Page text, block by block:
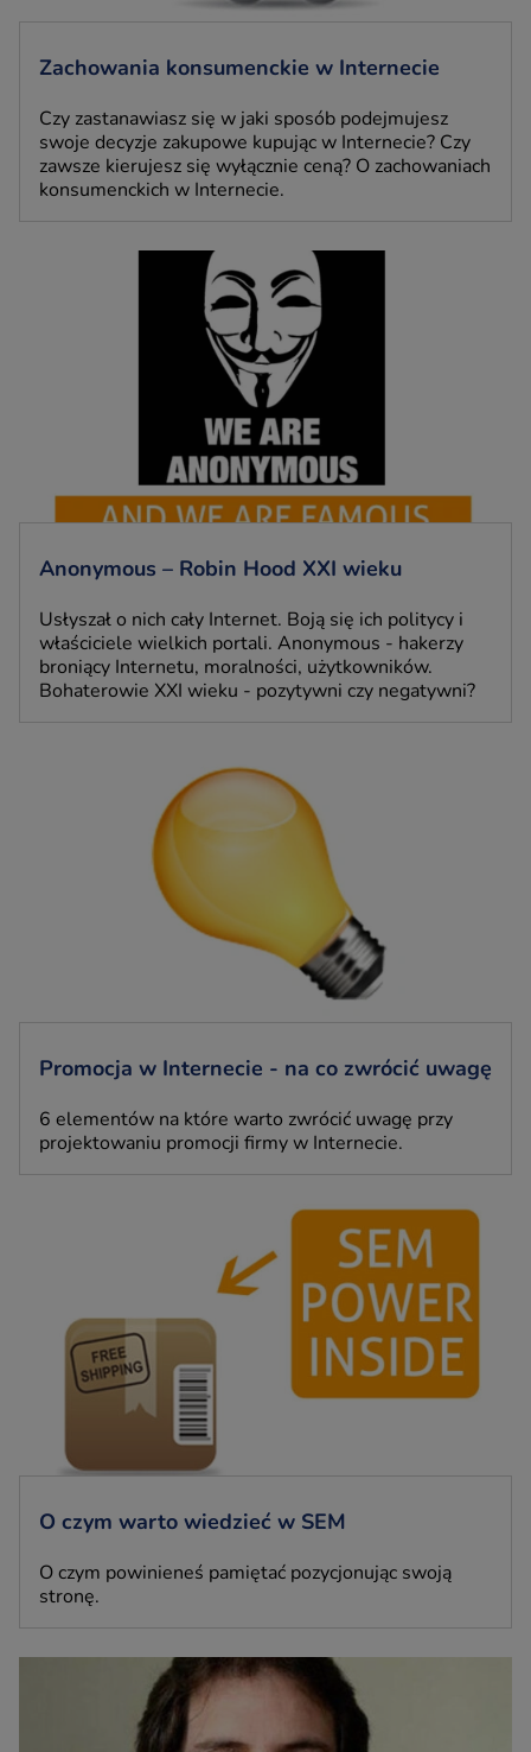
Zachowania konsumenckie w Internecie
Czy zastanawiasz się w jaki sposób podejmujesz
swoje decyzje zakupowe kupując w Internecie? Czy
zawsze kierujesz się wyłącznie ceną? O zachowaniach
konsumenckich w Internecie.
Anonymous – Robin Hood XXI wieku
Usłyszał o nich cały Internet. Boją się ich politycy i
właściciele wielkich portali. Anonymous - hakerzy
broniący Internetu, moralności, użytkowników.
Bohaterowie XXI wieku - pozytywni czy negatywni?
Promocja w Internecie - na co zwrócić uwagę
6 elementów na które warto zwrócić uwagę przy
projektowaniu promocji firmy w Internecie.
O czym warto wiedzieć w SEM
O czym powinieneś pamiętać pozycjonując swoją
stronę.